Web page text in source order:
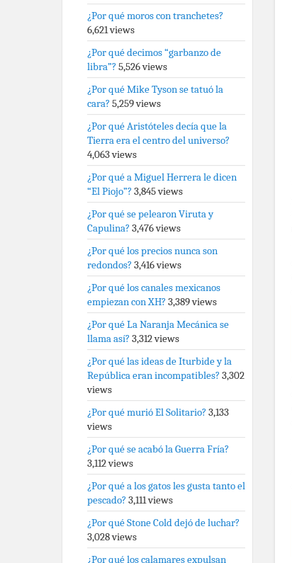
¿Por qué moros con tranchetes?
6,621 views
¿Por qué decimos “garbanzo de
libra”? 5,526 views
¿Por qué Mike Tyson se tatuó la
cara? 5,259 views
¿Por qué Aristóteles decía que la
Tierra era el centro del universo?
4,063 views
¿Por qué a Miguel Herrera le dicen
“El Piojo”? 3,845 views
¿Por qué se pelearon Viruta y
Capulina? 3,476 views
¿Por qué los precios nunca son
redondos? 3,416 views
¿Por qué los canales mexicanos
empiezan con XH? 3,389 views
¿Por qué La Naranja Mecánica se
llama así? 3,312 views
¿Por qué las ideas de Iturbide y la
República eran incompatibles? 3,302
views
¿Por qué murió El Solitario? 3,133
views
¿Por qué se acabó la Guerra Fría?
3,112 views
¿Por qué a los gatos les gusta tanto el
pescado? 3,111 views
¿Por qué Stone Cold dejó de luchar?
3,028 views
¿Por qué los calamares expulsan